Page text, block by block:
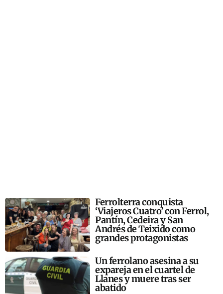
Ferrolterra conquista
‘Viajeros Cuatro’ con Ferrol,
Pantín, Cedeira y San
Andrés de Teixido como
grandes protagonistas
Un ferrolano asesina a su
expareja en el cuartel de
Llanes y muere tras ser
abatido